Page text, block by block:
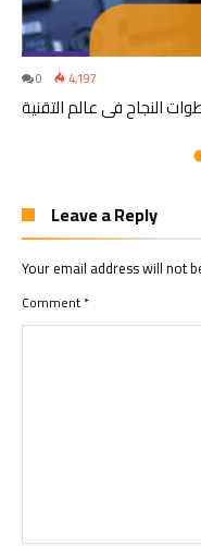
0 4,197
النجاح في عالم التقنية
Leave a Reply
Your email address will not
Comment*